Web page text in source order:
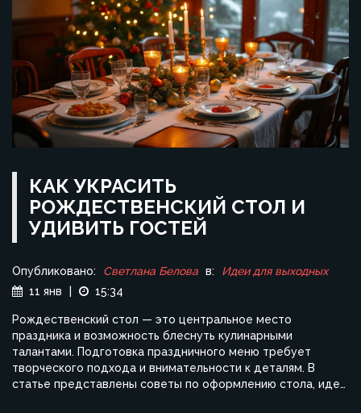
КАК УКРАСИТЬ
РОЖДЕСТВЕНСКИЙ СТОЛ И
УДИВИТЬ ГОСТЕЙ
Опубликовано: Светлана Белова в:
Идеи для выходных
11 янв
15:34
Рождественский стол — это центральное место
праздника и возможность блеснуть кулинарными
талантами. Подготовка праздничного меню требует
творческого подхода и внимательности к деталям. В
статье представлены советы по оформлению стола, идеи